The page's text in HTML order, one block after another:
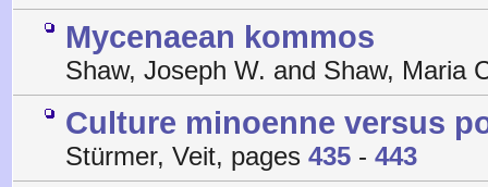
Mycenaean kommos
Shaw, Joseph W. and Shaw, Maria
Culture minoenne versus
Stürmer, Veit, pages 435 - 443